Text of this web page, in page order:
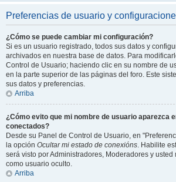
Preferencias de usuario y
¿Cómo se puede cambiar mi configuración?
Si es un usuario registrado, todos sus datos y
archivados en nuestra base de datos. Para
Control de Usuario; haciendo clic en su nombre de
en la parte superior de las páginas del foro. Este
sus datos y preferencias.
Arriba
¿Cómo evito que mi nombre de usuario aparezca
conectados?
Desde su Panel de Control de Usuario, en
la opción Ocultar mi estado de conexións. Habilite
será visto por Administradores, Moderadores y usted
como usuario oculto.
Arriba